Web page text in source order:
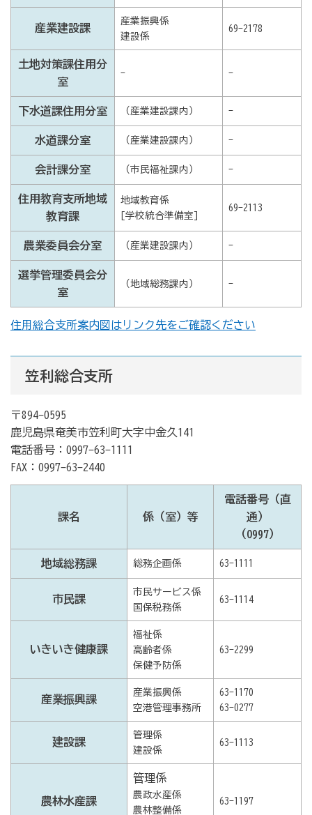
産業建設課
産業振興係
建設係
69-2178
土地対策課住用分
室
- -
下水道課住用分室 （産業建設課内） -
水道課分室 （産業建設課内） -
会計課分室 （市民福祉課内） -
住用教育支所地域
教育課
地域教育係
[学校統合準備室]
69-2113
農業委員会分室 （産業建設課内） -
選挙管理委員会分
室
（地域総務課内） -
住用総合支所案内図はリンク先をご確認ください
笠利総合支所
〒894-0595
鹿児島県奄美市笠利町大字中金久141
電話番号：0997-63-1111
FAX：0997-63-2440
課名 係（室）等
電話番号（直
通）
（0997）
地域総務課 総務企画係 63-1111
市民課
市民サービス係
国保税務係
63-1114
いきいき健康課
福祉係
高齢者係
保健予防係
63-2299
産業振興課
産業振興係
空港管理事務所
63-1170
63-0277
建設課
管理係
建設係
63-1113
農林水産課
管理係
農政水産係
農林整備係
63-1197